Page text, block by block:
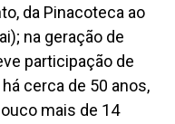
da Pinacoteca ao
na geração de
participação de
cerca de 50 anos,
mais de 14